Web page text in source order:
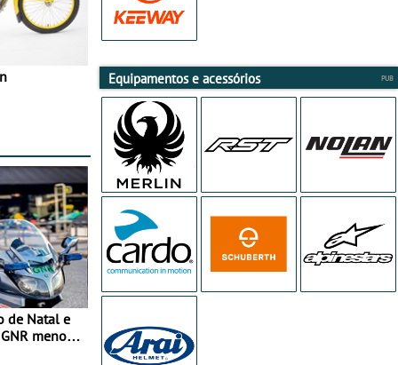
de Natal e
menos
Equipamentos e acessórios